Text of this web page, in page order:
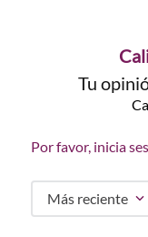
Tu
Por favor, inicia
Más reciente